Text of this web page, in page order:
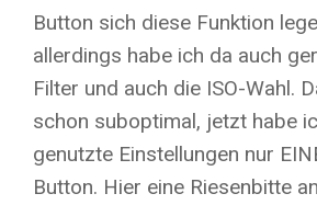
Button sich diese Funktion
allerdings habe ich da auch
Filter und auch die ISO-Wahl.
schon suboptimal, jetzt habe
genutzte Einstellungen nur
Button. Hier eine Riesenbitte